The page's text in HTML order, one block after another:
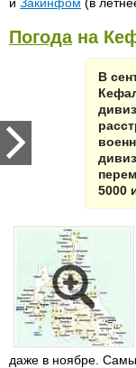
Погодана
В
5000
даже в ноябре.